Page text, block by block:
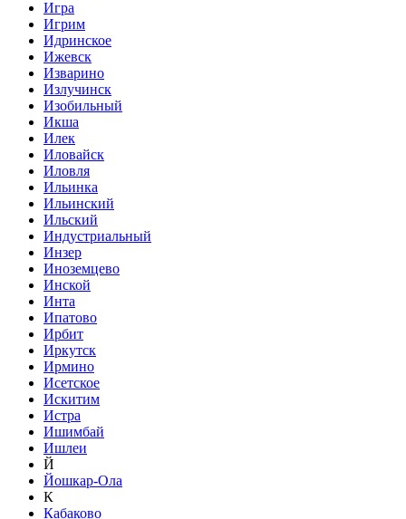
Игра
Игрим
Идринское
Ижевск
Изварино
Излучинск
Изобильный
Икша
Илек
Иловайск
Иловля
Ильинка
Ильинский
Ильский
Индустриальный
Инзер
Иноземцево
Инской
Инта
Ипатово
Ирбит
Иркутск
Ирмино
Исетское
Искитим
Истра
Ишимбай
Ишлеи
Й
Йошкар-Ола
К
Кабаково